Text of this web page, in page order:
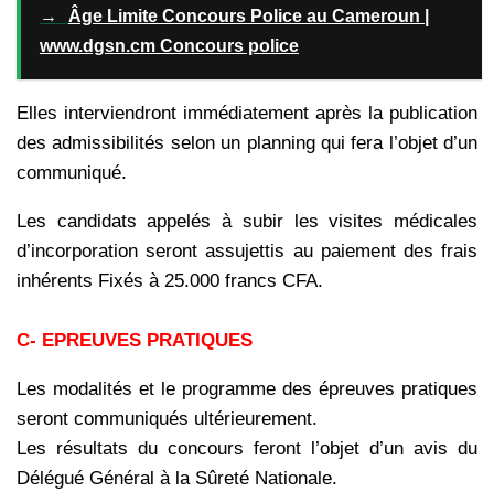
→
Âge Limite Concours Police au Cameroun |
www.dgsn.cm Concours police
Elles interviendront immédiatement après la publication
des admissibilités selon un planning qui fera l’objet d’un
communiqué.
Les candidats appelés à subir les visites médicales
d’incorporation seront assujettis au paiement des frais
inhérents Fixés à 25.000 francs CFA.
C- EPREUVES PRATIQUES
Les modalités et le programme des épreuves pratiques
seront communiqués ultérieurement.
Les résultats du concours feront l’objet d’un avis du
Délégué Général à la Sûreté Nationale.